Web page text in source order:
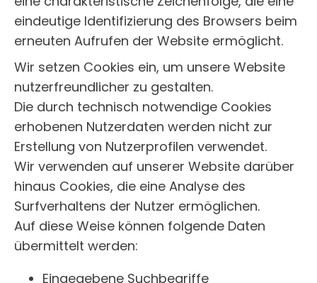
eindeutige Identifizierung des Browsers beim
erneuten Aufrufen der Website ermöglicht.
Wir setzen Cookies ein, um unsere Website
nutzerfreundlicher zu gestalten.
Die durch technisch notwendige Cookies
erhobenen Nutzerdaten werden nicht zur
Erstellung von Nutzerprofilen verwendet.
Wir verwenden auf unserer Website darüber
hinaus Cookies, die eine Analyse des
Surfverhaltens der Nutzer ermöglichen.
Auf diese Weise können folgende Daten
übermittelt werden:
Eingegebene Suchbegriffe